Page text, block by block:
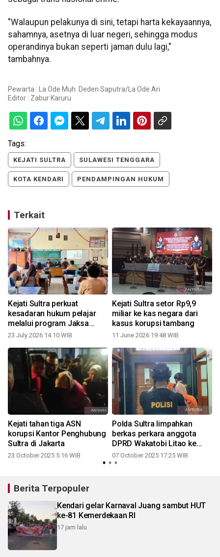
"Walaupun pelakunya di sini, tetapi harta kekayaannya,
sahamnya, asetnya di luar negeri, sehingga modus
operandinya bukan seperti jaman dulu lagi,"
tambahnya.
Pewarta : La Ode Muh. Deden Saputra/La Ode Ari
Editor : Zabur Karuru
Tags:
KEJATI SULTRA SULAWESI TENGGARA
KOTA KENDARI PENDAMPINGAN HUKUM
Terkait
Kejati Sultra perkuat
kesadaran hukum pelajar
melalui program Jaksa
masuk sekolah
23 July 2026 14:10 WIB
Kejati Sultra setor Rp9,9
miliar ke kas negara dari
kasus korupsi tambang
11 June 2026 19:48 WIB
Kejati tahan tiga ASN
korupsi Kantor Penghubung
Sultra di Jakarta
23 October 2025 5:16 WIB
Polda Sultra limpahkan
berkas perkara anggota
DPRD Wakatobi Litao ke
Kejati
07 October 2025 17:25 WIB
Berita Terpopuler
Kendari gelar Karnaval Juang sambut HUT
ke-81 Kemerdekaan RI
17 jam lalu